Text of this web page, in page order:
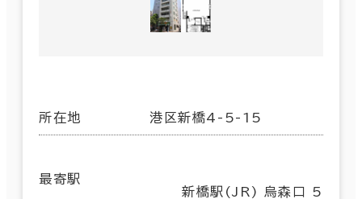
所在地 港区新橋4-5-15
最寄駅
新橋駅(JR) 烏森口 5